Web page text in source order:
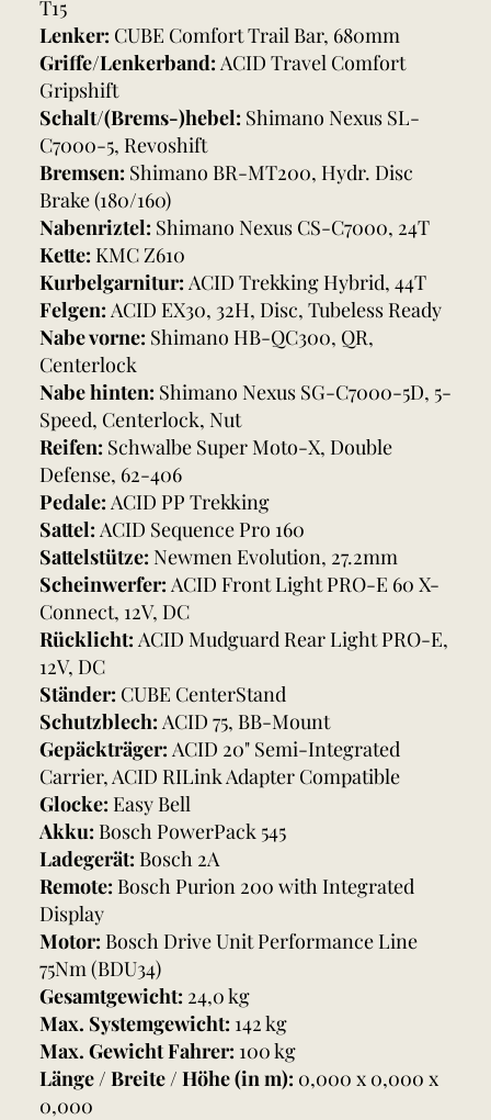
T15
Lenker: CUBE Comfort Trail Bar, 680mm
Griffe/Lenkerband: ACID Travel Comfort
Gripshift
Schalt/(Brems-)hebel: Shimano Nexus SL-
C7000-5, Revoshift
Bremsen: Shimano BR-MT200, Hydr. Disc
Brake (180/160)
Nabenriztel: Shimano Nexus CS-C7000, 24T
Kette: KMC Z610
Kurbelgarnitur: ACID Trekking Hybrid, 44T
Felgen: ACID EX30, 32H, Disc, Tubeless Ready
Nabe vorne: Shimano HB-QC300, QR,
Centerlock
Nabe hinten: Shimano Nexus SG-C7000-5D, 5-
Speed, Centerlock, Nut
Reifen: Schwalbe Super Moto-X, Double
Defense, 62-406
Pedale: ACID PP Trekking
Sattel: ACID Sequence Pro 160
Sattelstütze: Newmen Evolution, 27.2mm
Scheinwerfer: ACID Front Light PRO-E 60 X-
Connect, 12V, DC
Rücklicht: ACID Mudguard Rear Light PRO-E,
12V, DC
Ständer: CUBE CenterStand
Schutzblech: ACID 75, BB-Mount
Gepäckträger: ACID 20" Semi-Integrated
Carrier, ACID RILink Adapter Compatible
Glocke: Easy Bell
Akku: Bosch PowerPack 545
Ladegerät: Bosch 2A
Remote: Bosch Purion 200 with Integrated
Display
Motor: Bosch Drive Unit Performance Line
75Nm (BDU34)
Gesamtgewicht: 24,0 kg
Max. Systemgewicht: 142 kg
Max. Gewicht Fahrer: 100 kg
Länge / Breite / Höhe (in m): 0,000 x 0,000 x
0,000